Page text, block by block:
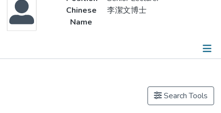
Chinese
Name
李潔文博士
Search Tools